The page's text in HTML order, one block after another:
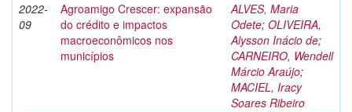
2022-
09
Agroamigo Crescer: expansão
do crédito e impactos
macroeconômicos nos
municípios
ALVES, Maria
Odete; OLIVEIRA,
Alysson Inácio de;
CARNEIRO, Wendell
Márcio Araújo;
MACIEL, Iracy
Soares Ribeiro